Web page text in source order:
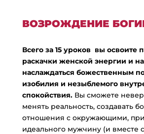
ВОЗРОЖДЕНИЕ
Всего за 15 уроков вы освоите
раскачки женской энергии и
наслаждаться божественным
изобилия и незыблемого
спокойствия. Вы сможете
менять реальность, создавать
отношения с окружающими,
идеального мужчину (и вместе